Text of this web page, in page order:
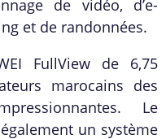
de vidéo, d’e-
et de randonnées.
FullView de 6,75
marocains des
Le
un système